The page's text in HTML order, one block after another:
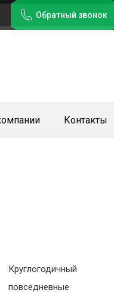
Обратный звонок
Контакты
Круглогодичный
повседневные